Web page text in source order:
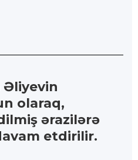
Əliyevin
olaraq,
ərazilərə
etdirilir.